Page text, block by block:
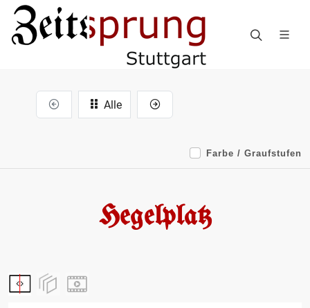
Alle
Farbe / Graufstufen
Hegelplatz